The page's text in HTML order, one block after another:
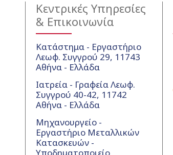
Κεντρικές Υπηρεσίες
& Επικοινωνία
Κατάστημα - Εργαστήριο
Λεωφ. Συγγρού 29, 11743
Αθήνα - Ελλάδα
Ιατρεία - Γραφεία Λεωφ.
Συγγρού 40-42, 11742
Αθήνα - Ελλάδα
Μηχανουργείο -
Εργαστήριο Μεταλλικών
Κατασκευών -